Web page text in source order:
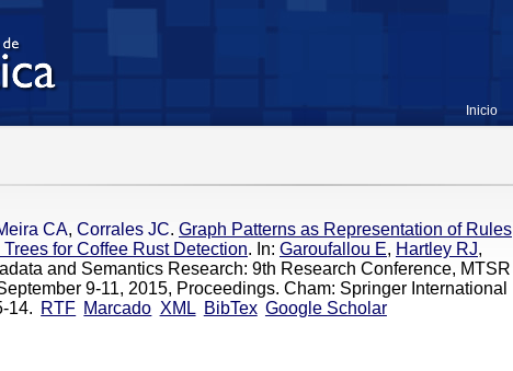
Inicio
CA, Corrales JC. Graph Patterns as Representation of Rules
for Coffee Rust Detection. In: Garoufallou E, Hartley RJ,
and Semantics Research: 9th Research Conference, MTSR
9-11, 2015, Proceedings. Cham: Springer International
14. RTF Marcado XML BibTex Google Scholar